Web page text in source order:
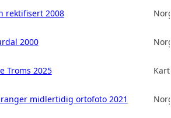
rektifisert 2008
2000
Troms 2025
midlertidig ortofoto 2021